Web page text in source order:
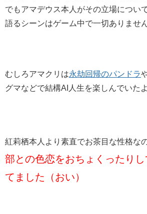
でもアマデウス本人がその立場につい
語るシーンはゲーム中で一切ありません
むしろアマクリは永劫回帰のパンドラ
グマなどで結構AI人生を楽しんでいた
紅莉栖本人より素直でお茶目な性格な
部との色恋をおちょくったり
てました（おい）